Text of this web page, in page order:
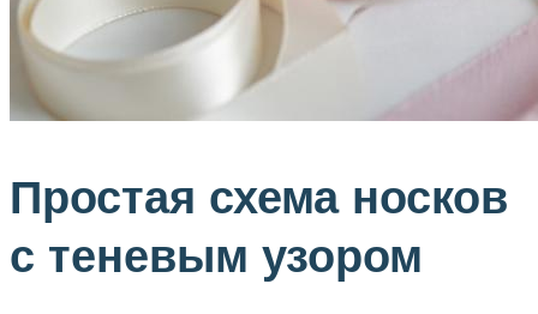
Простая схема носков
с теневым узором